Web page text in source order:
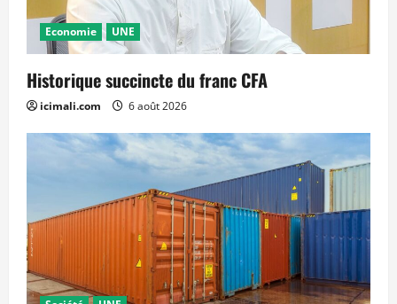
Economie UNE
Historique succincte du franc CFA
icimali.com 6 août 2026